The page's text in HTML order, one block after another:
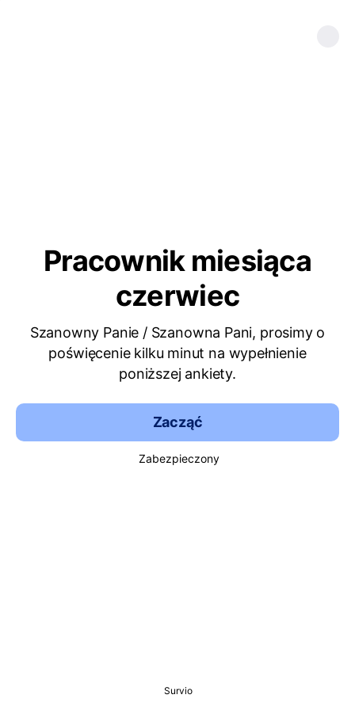
Pracownik miesiąca
czerwiec
Szanowny Panie / Szanowna Pani, prosimy o
poświęcenie kilku minut na wypełnienie
poniższej ankiety.
Zacząć
Zabezpieczony
Survio